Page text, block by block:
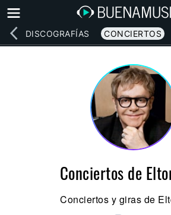
DISCOGRAFÍAS CONCIERTOS
Conciertos de
Conciertos y giras de